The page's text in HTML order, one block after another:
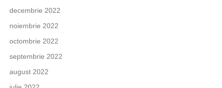
decembrie 2022
noiembrie 2022
octombrie 2022
septembrie 2022
august 2022